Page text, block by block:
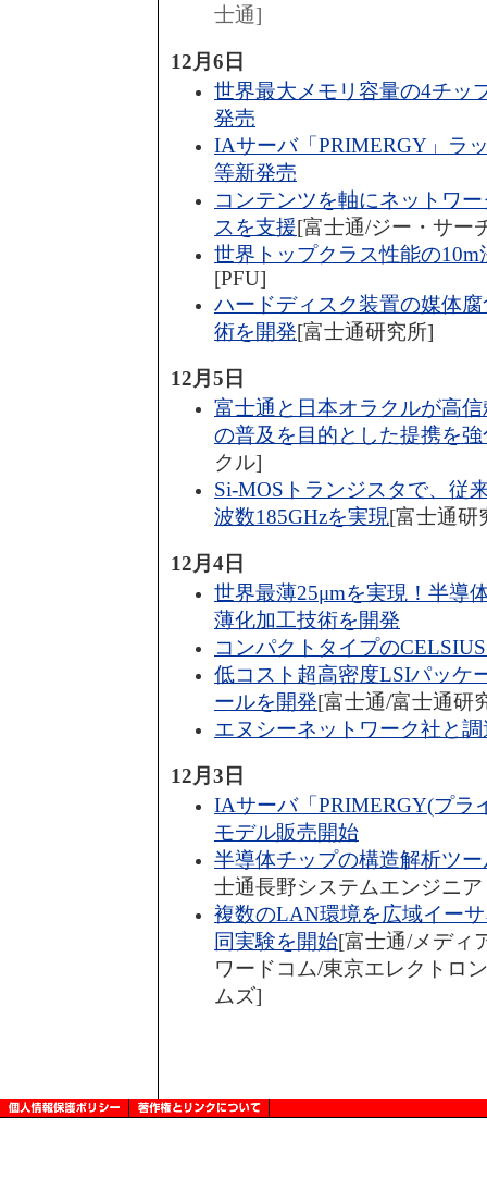
士通]
12月6日
世界最大メモリ容量の4チッ
発売
IAサーバ「PRIMERGY」ラ
等新発売
コンテンツを軸にネットワ
スを支援 [富士通/ジー・サー
世界トップクラス性能の10m
[PFU]
ハードディスク装置の媒体
術を開発 [富士通研究所]
12月5日
富士通と日本オラクルが高
の普及を目的とした提携を強
クル]
Si-MOSトランジスタで、従
波数185GHzを実現[富士通研
12月4日
世界最薄25μmを実現！半導
薄化加工技術を開発
コンパクトタイプの
低コスト超高密度LSIパッケ
ールを開発 [富士通/富士通研
エヌシーネットワーク社と
12月3日
IAサーバ「PRIMERGY(プラ
モデル販売開始
半導体チップの構造解析ツ
士通長野システムエンジニ
複数のLAN環境を広域イー
同実験を開始[富士通/メディ
ワードコム/東京エレクトロ
ムズ]